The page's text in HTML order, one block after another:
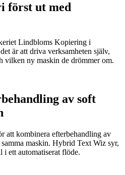
först ut med
Lindbloms Kopiering i
är att driva verksamheten själv,
vilken ny maskin de drömmer om.
av soft
att kombinera efterbehandling av
maskin. Hybrid Text Wiz syr,
i ett automatiserat flöde.